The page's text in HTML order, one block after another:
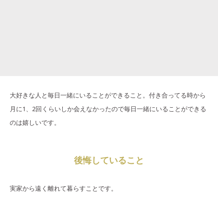
大好きな人と毎日一緒にいることができること。付き合ってる時から
月に1、2回くらいしか会えなかったので毎日一緒にいることができる
のは嬉しいです。
後悔していること
実家から遠く離れて暮らすことです。